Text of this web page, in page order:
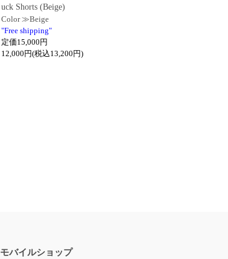
uck Shorts (Beige)
Color ≫Beige
"Free shipping"
定価15,000円
12,000円(税込13,200円)
モバイルショップ